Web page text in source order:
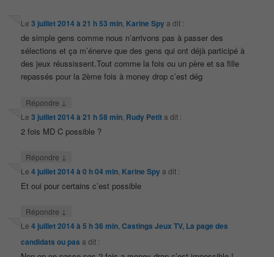
Le3 juillet 2014 à 21 h 53 min Karine Spya dit :
de simple gens comme nous n’arrivons pas à passer des
sélections et ça m’énerve que des gens qui ont déjà participé à
des jeux réussissent.Tout comme la fois ou un père et sa fille
repassés pour la 2ème fois à money drop c’est dég
Répondre ↓
Le3 juillet 2014 à 21 h 58 min Rudy Petita dit :
2 fois MD C possible ?
Répondre ↓
Le4 juillet 2014 à 0 h 04 min Karine Spya dit :
Et oui pour certains c’est possible
Répondre ↓
Le4 juillet 2014 à 5 h 36 min ,Castings Jeux TV, La page des
candidats ou pas a dit :